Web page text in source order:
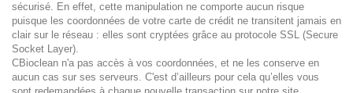
sécurisé. En effet, cette manipulation ne comporte aucun risque
puisque les coordonnées de votre carte de crédit ne transitent jamais en
clair sur le réseau : elles sont cryptées grâce au protocole SSL (Secure
Socket Layer).
CBioclean n'a pas accès à vos coordonnées, et ne les conserve en
aucun cas sur ses serveurs. C'est d’ailleurs pour cela qu’elles vous